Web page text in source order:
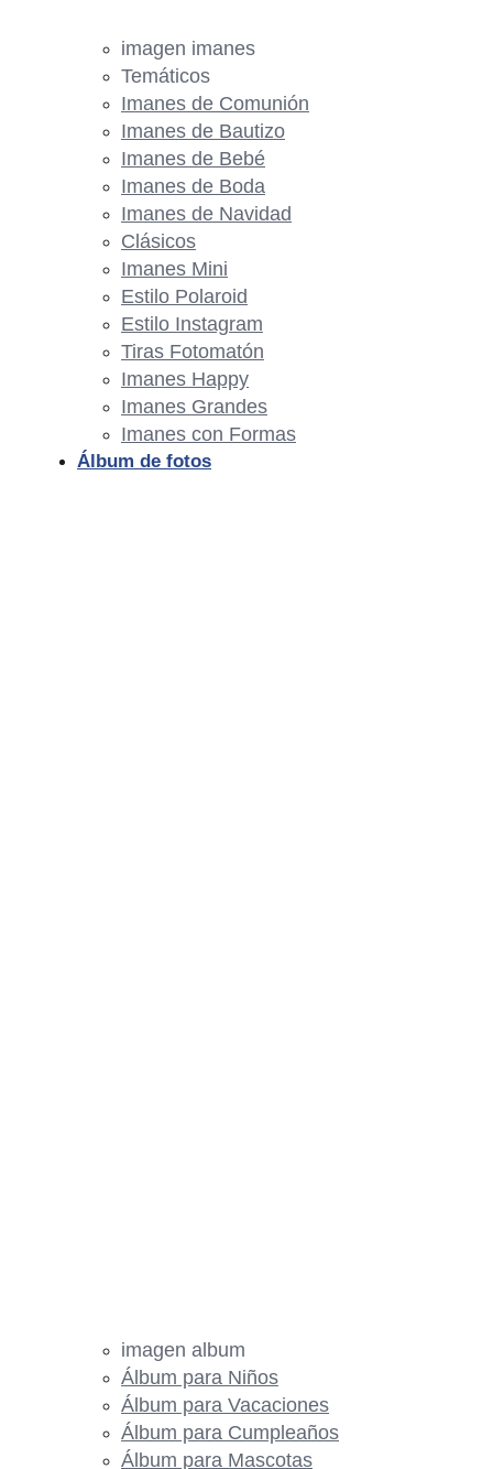
imagen imanes
Temáticos
Imanes de Comunión
Imanes de Bautizo
Imanes de Bebé
Imanes de Boda
Imanes de Navidad
Clásicos
Imanes Mini
Estilo Polaroid
Estilo Instagram
Tiras Fotomatón
Imanes Happy
Imanes Grandes
Imanes con Formas
Álbum de fotos
imagen album
Álbum para Niños
Álbum para Vacaciones
Álbum para Cumpleaños
Álbum para Mascotas